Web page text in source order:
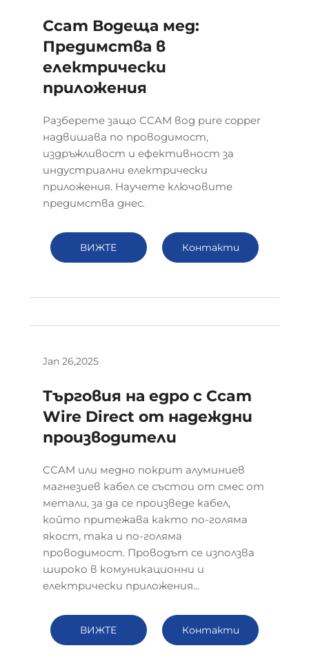
Ccam Водеща мед:
Предимства в
електрически
приложения
Разберете защо CCAM вод pure copper
надвишава по проводимост,
издръжливост и ефективност за
индустриални електрически
приложения. Научете ключовите
предимства днес.
ВИЖТЕ Контакти
Jan 26,2025
Търговия на едро с Ccam
Wire Direct от надеждни
производители
CCAM или медно покрит алуминиев
магнезиев кабел се състои от смес от
метали, за да се произведе кабел,
който притежава както по-голяма
якост, така и по-голяма
проводимост. Проводът се използва
широко в комуникационни и
електрически приложения...
ВИЖТЕ Контакти